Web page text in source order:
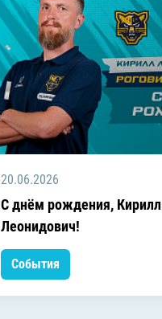
20.06.2026
C днём рождения, Кирилл
Леонидович!
События